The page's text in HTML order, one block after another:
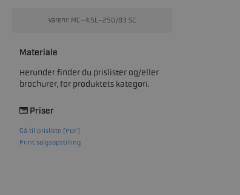
Varenr: MC-4.5L-250/B3 SC
Materiale
Herunder finder du prislister og/eller
brochurer, for produktets kategori.
Priser
Gå til prisliste (PDF)
Print salgsopstilling